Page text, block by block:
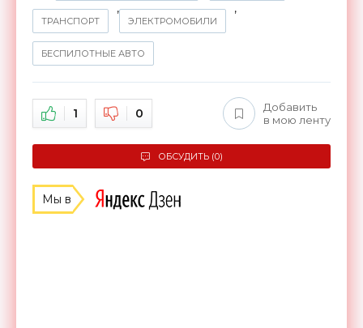
ТРАНСПОРТ
,
ЭЛЕКТРОМОБИЛИ
,
БЕСПИЛОТНЫЕ АВТО
1 0
Добавить
в мою ленту
ОБСУДИТЬ (0)
Мы в